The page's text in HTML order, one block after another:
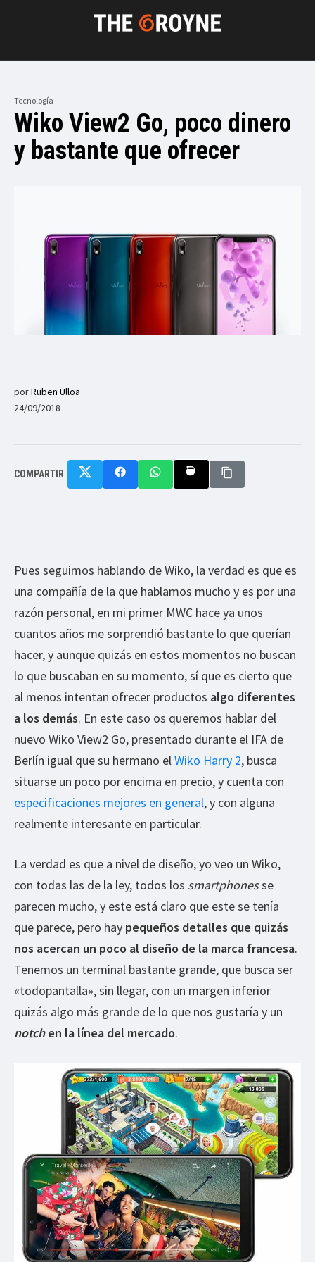
Tecnología
Wiko View2 Go, poco dinero
y bastante que ofrecer
porRuben Ulloa
24/09/2018
COMPARTIR
Pues seguimos hablando de Wiko, la verdad es que es
una compañía de la que hablamos mucho y es por una
razón personal, en mi primer MWC hace ya unos
cuantos años me sorprendió bastante lo que querían
hacer, y aunque quizás en estos momentos no buscan
lo que buscaban en su momento, sí que es cierto que
al menos intentan ofrecer productos algo diferentes
a los demás. En este caso os queremos hablar del
nuevo Wiko View2 Go, presentado durante el IFA de
Berlín igual que su hermano elWiko Harry 2, busca
situarse un poco por encima en precio, y cuenta con
especificaciones mejores en general, y con alguna
realmente interesante en particular.
La verdad es que a nivel de diseño, yo veo un Wiko,
con todas las de la ley, todos los smartphonesse
parecen mucho, y este está claro que este se tenía
que parece, pero hay pequeños detalles que quizás
nos acercan un poco al diseño de la marca francesa.
Tenemos un terminal bastante grande, que busca ser
«todopantalla», sin llegar, con un margen inferior
quizás algo más grande de lo que nos gustaría y un
notchen la línea del mercado.